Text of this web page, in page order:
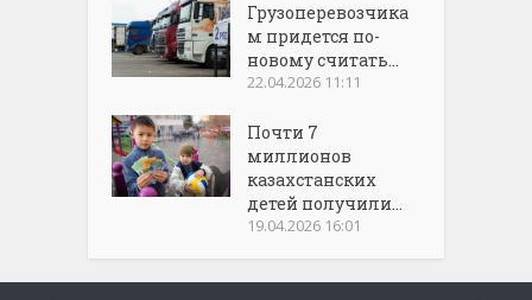
Грузоперевозчика
м придется по-
новому считать...
22.04.2026 11:11
Почти 7
миллионов
казахстанских
детей получили...
19.04.2026 16:01